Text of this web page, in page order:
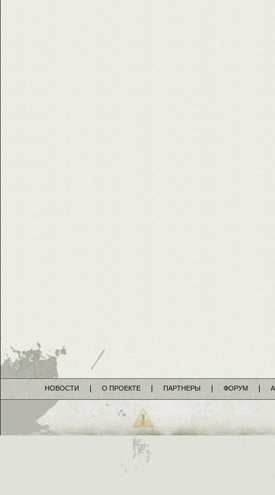
НОВОСТИ О ПРОЕКТЕ ПАРТНЕРЫ ФОРУМ